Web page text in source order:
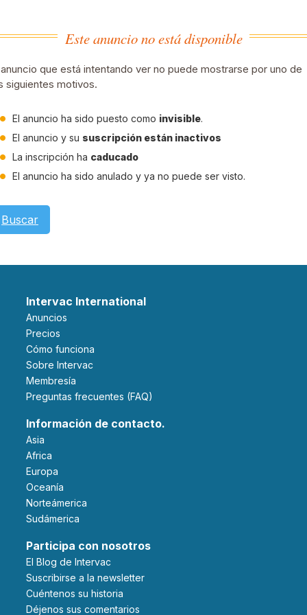
Este anuncio no está disponible
que está intentando ver no puede mostrarse por uno de
siguientes motivos.
El anuncio ha sido puesto como invisible.
El anuncio y su suscripción están inactivos
La inscripción ha caducado
El anuncio ha sido anulado y ya no puede ser visto.
Buscar
Intervac International
Anuncios
Precios
Cómo funciona
Sobre Intervac
Membresía
Preguntas frecuentes (FAQ)
Información de contacto.
Asia
Africa
Europa
Oceanía
Norteámerica
Sudámerica
Participa con nosotros
El Blog de Intervac
Suscribirse a la newsletter
Cuéntenos su historia
Déjenos sus comentarios